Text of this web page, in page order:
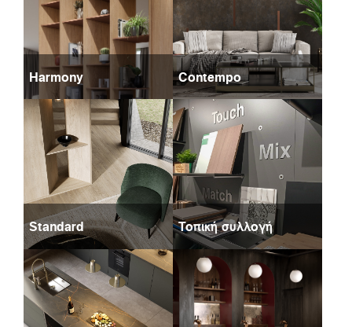
Harmony Contempo
Standard Τοπική συλλογή